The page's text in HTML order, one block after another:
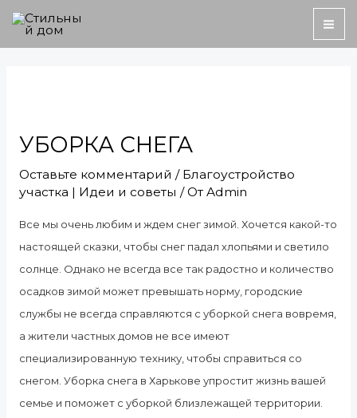
Перейти
УБОРКА СНЕГА
Оставьте комментарий / Благоустройство
участка | Идеи и советы / От Admin
Все мы очень любим и ждем снег зимой. Хочется какой-то
настоящей сказки, чтобы снег падал хлопьями и светило
солнце. Однако не всегда все так радостно и количество
осадков зимой может превышать норму, городские
службы не всегда справляются с уборкой снега вовремя,
а жители частных домов не все имеют
специализированную технику, чтобы справиться со
снегом. Уборка снега в Харькове упростит жизнь вашей
семье и поможет с уборкой близлежащей территории.